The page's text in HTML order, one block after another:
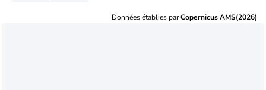
Données établies parCopernicus AMS(2026)